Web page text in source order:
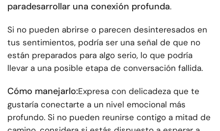
paradesarrollar una conexión profunda.
Si no pueden abrirse o parecen desinteresados en
tus sentimientos, podría ser una señal de que no
están preparados para algo serio, lo que podría
llevar a una posible etapa de conversación fallida.
Cómo manejarlo:Expresa con delicadeza que te
gustaría conectarte a un nivel emocional más
profundo. Si no pueden reunirse contigo a mitad de